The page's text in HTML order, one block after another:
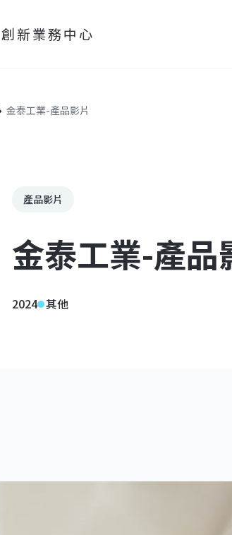
創新業務中心
金泰工業-產品影片
產品影片
金泰工業-產品
2024 其他